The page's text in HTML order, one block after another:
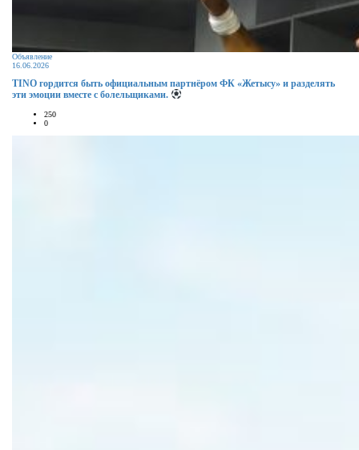
Объявление
16.06.2026
TINO гордится быть официальным партнёром ФК «Жетысу» и разделять
эти эмоции вместе с болельщиками.
250
0